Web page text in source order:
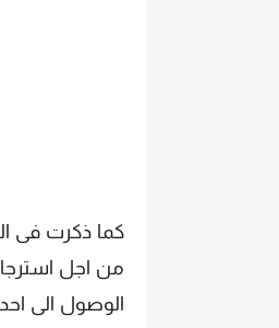
كما ذكرت فى
من اجل
الوصول الى